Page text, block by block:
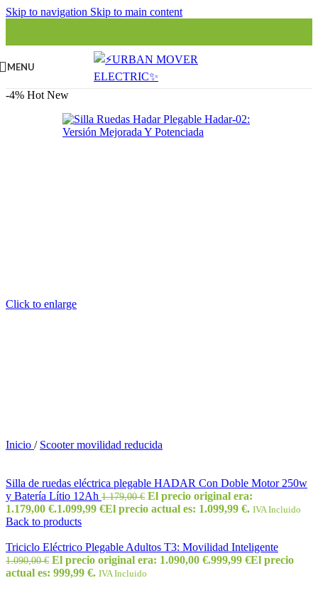
Skip to navigation Skip to main content
MENU
-4% Hot New
Click to enlarge
Inicio / Scooter movilidad reducida
Silla de ruedas eléctrica plegable HADAR Con Doble Motor 250w
y Batería Lítio 12Ah 1.179,00€ El precio original era:
1.179,00 €.1.099,99 €El precio actual es: 1.099,99 €. IVA Incluido
Back to products
Triciclo Eléctrico Plegable Adultos T3: Movilidad Inteligente
1.090,00€ El precio original era: 1.090,00 €.999,99 €El precio
actual es: 999,99 €. IVA Incluido